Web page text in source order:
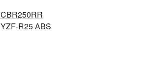
CBR250RR
YZF-R25 ABS